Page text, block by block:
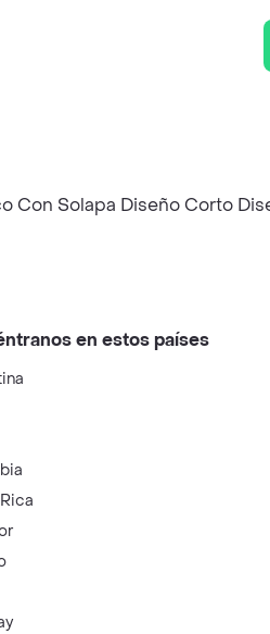
Solapa Diseño Corto
en estos países